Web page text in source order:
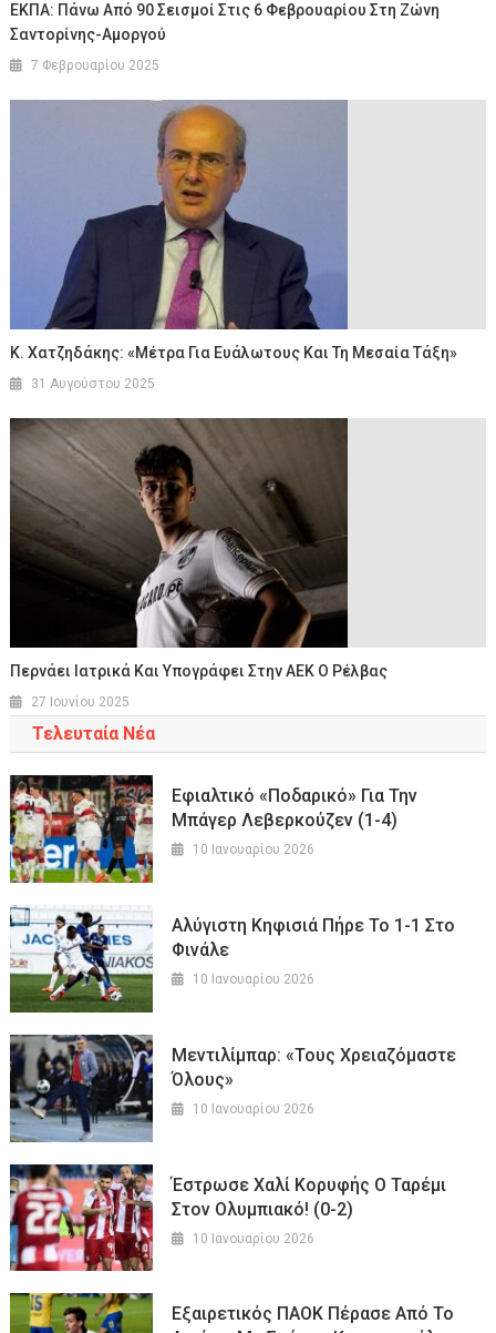
ΕΚΠΑ: Πάνω Από 90 Σεισμοί Στις 6 Φεβρουαρίου Στη Ζώνη
Σαντορίνης-Αμοργού
7 Φεβρουαρίου 2025
Κ. Χατζηδάκης: «Μέτρα Για Ευάλωτους Και Τη Μεσαία Τάξη»
31 Αυγούστου 2025
Περνάει Ιατρικά Και Υπογράφει Στην ΑΕΚ Ο Ρέλβας
27 Ιουνίου 2025
Τελευταία Νέα
Εφιαλτικό «ποδαρικό» Για Την
Μπάγερ Λεβερκούζεν (1-4)
10 Ιανουαρίου 2026
Αλύγιστη Κηφισιά Πήρε Το 1-1 Στο
Φινάλε
10 Ιανουαρίου 2026
Μεντιλίμπαρ: «Τους Χρειαζόμαστε
Όλους»
10 Ιανουαρίου 2026
Έστρωσε Χαλί Κορυφής Ο Ταρέμι
Στον Ολυμπιακό! (0-2)
10 Ιανουαρίου 2026
Εξαιρετικός ΠΑΟΚ Πέρασε Από Το